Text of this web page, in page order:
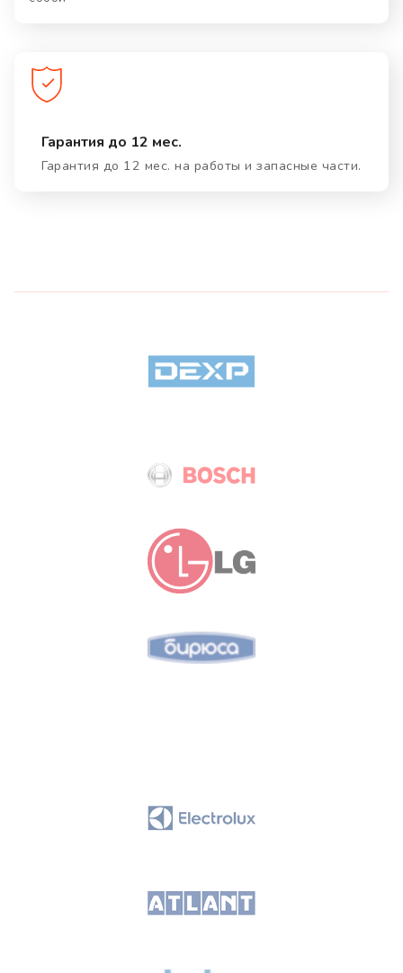
Гарантия до 12 мес.
Гарантия до 12 мес. на работы и запасные части.